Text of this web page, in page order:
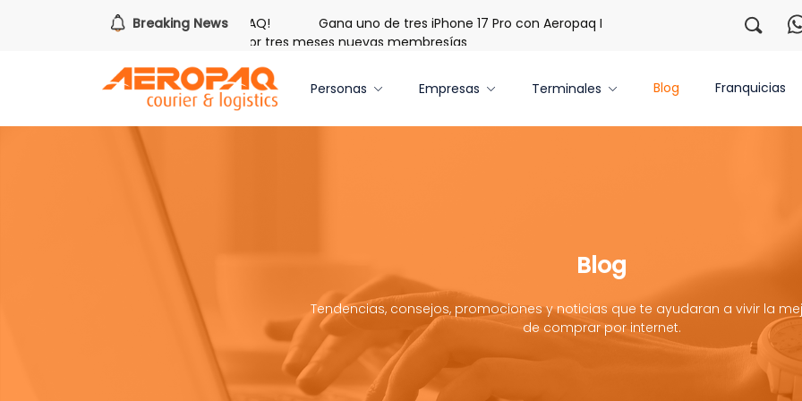
Breaking News
hora de redimir tus libras de Cash PAQ! Gana uno de tres iPhone 17 Pro con Aeropaq Prime ¡Regístrate con
de Bienvenida: 20 libras gratis por tres meses nuevas membresías
Personas Empresas Terminales Blog Franquicias
Blog
Tendencias, consejos, promociones y noticias que te ayudaran a vivir la
de comprar por internet.